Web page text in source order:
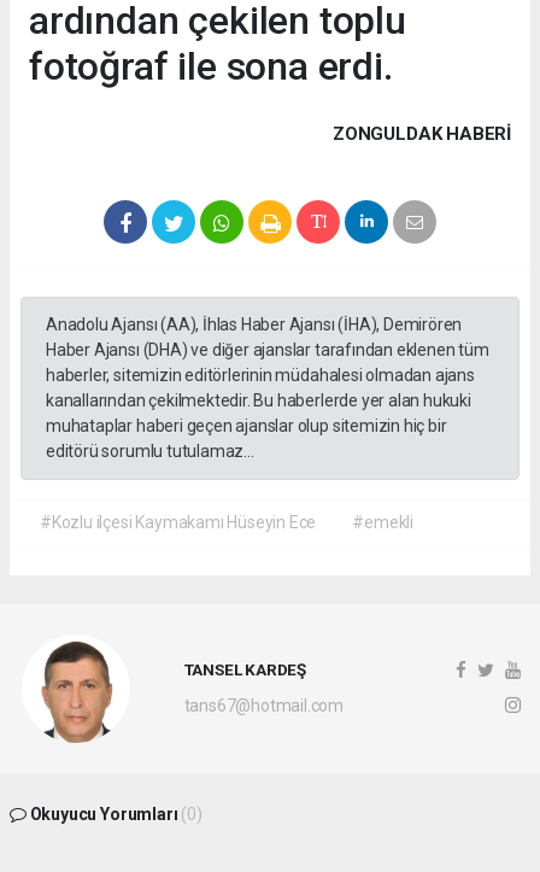
ardından çekilen toplu
fotoğraf ile sona erdi.
ZONGULDAK HABERİ
Anadolu Ajansı (AA), İhlas Haber Ajansı (İHA), Demirören
Haber Ajansı (DHA) ve diğer ajanslar tarafından eklenen tüm
haberler, sitemizin editörlerinin müdahalesi olmadan ajans
kanallarından çekilmektedir. Bu haberlerde yer alan hukuki
muhataplar haberi geçen ajanslar olup sitemizin hiç bir
editörü sorumlu tutulamaz...
#Kozlu ilçesi Kaymakamı Hüseyin Ece #emekli
TANSEL KARDEŞ
tans67@hotmail.com
Okuyucu Yorumları (0)